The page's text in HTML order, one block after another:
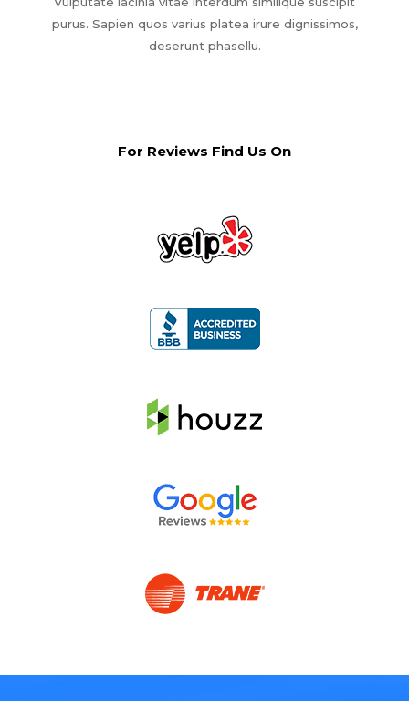
purus. Sapien quos varius platea irure dignissimos,
deserunt phasellu.
For Reviews Find Us On